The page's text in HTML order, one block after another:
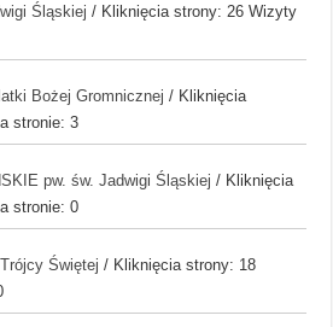
Śląskiej / Kliknięcia strony: 26 Wizyty
Bożej Gromnicznej / Kliknięcia
stronie: 3
pw. św. Jadwigi Śląskiej / Kliknięcia
stronie: 0
Świętej / Kliknięcia strony: 18